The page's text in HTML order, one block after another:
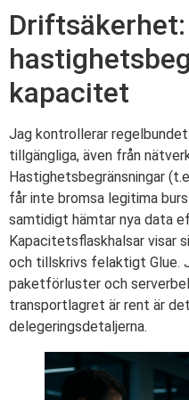
kapacitet
Jag kontrollerar
tillgängliga, även från
Hastighetsbegränsningar
får inte bromsa legitima
samtidigt hämtar nya data
Kapacitetsflaskhalsar visar
och tillskrivs felaktigt Glue.
paketförluster och
transportlagret är rent är
delegeringsdetaljerna.